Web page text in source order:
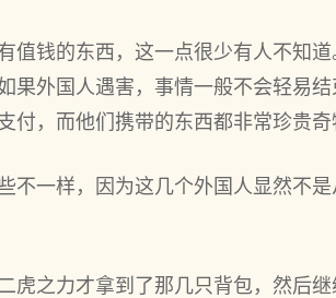
值钱的东西，这一点很少有人不知
果外国人遇害，事情一般不会轻易
付，而他们携带的东西都非常珍贵
不一样，因为这几个外国人显然不
虎之力才拿到了那几只背包，然后